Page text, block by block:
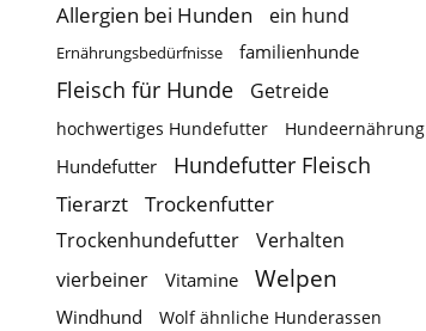
Allergien bei Hunden ein hund
Ernährungsbedürfnisse familienhunde
Fleisch für Hunde Getreide
hochwertiges Hundefutter Hundeernährung
Hundefutter Hundefutter Fleisch
Tierarzt Trockenfutter
Trockenhundefutter
Verhalten
vierbeiner
Vitamine Welpen
Windhund Wolf ähnliche Hunderassen